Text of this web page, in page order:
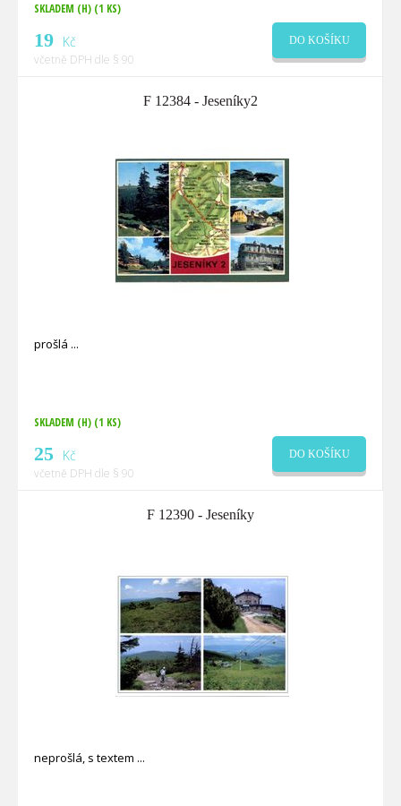
SKLADEM (H) (1 KS)
19 Kč
včetně DPH dle § 90
DO KOŠÍKU
F 12384 - Jeseníky2
prošlá
SKLADEM (H) (1 KS)
25 Kč
včetně DPH dle § 90
DO KOŠÍKU
F 12390 - Jeseníky
neprošlá, s textem